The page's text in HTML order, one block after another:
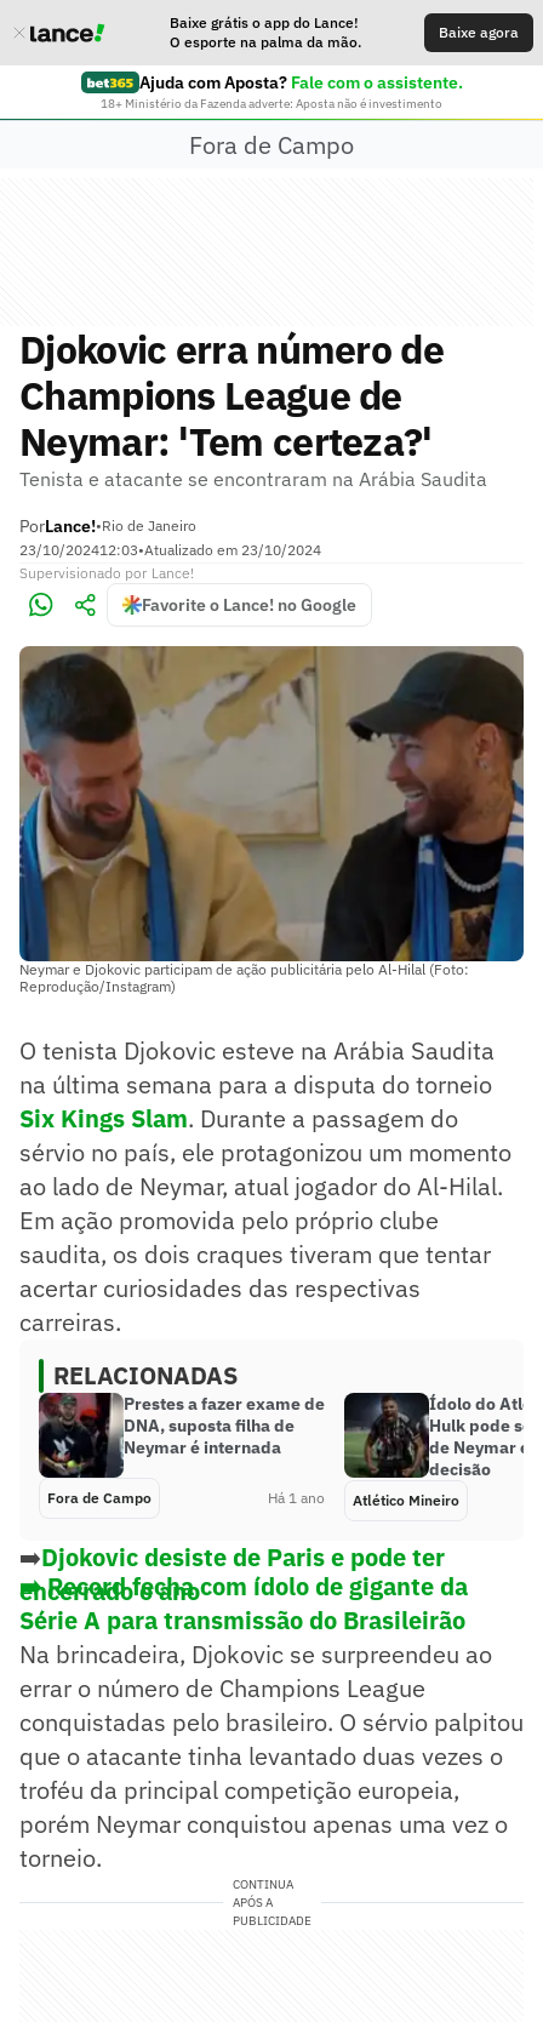
Baixe grátis o app do Lance!
O esporte na palma da mão.
Baixe agora
Ajuda com Aposta? Fale com o assistente.
18+ Ministério da Fazenda adverte: Aposta não é investimento
Fora de Campo
Djokovic erra número de
Champions League de
Neymar: 'Tem certeza?'
Tenista e atacante se encontraram na Arábia Saudita
PorLance!•Rio de Janeiro
23/10/202412:03•Atualizado em 23/10/2024
Supervisionado por Lance!
Favorite o Lance! no Google
Neymar e Djokovic participam de ação publicitária pelo Al-Hilal (Foto:
Reprodução/Instagram)
O tenista Djokovic esteve na Arábia Saudita
na última semana para a disputa do torneio
Six Kings Slam. Durante a passagem do
sérvio no país, ele protagonizou um momento
ao lado de Neymar, atual jogador do Al-Hilal.
Em ação promovida pelo próprio clube
saudita, os dois craques tiveram que tentar
acertar curiosidades das respectivas
carreiras.
RELACIONADAS
Prestes a fazer exame de
DNA, suposta filha de
Neymar é internada
Fora de Campo Há 1 ano
Ídolo do
Hulk pode se
de Neymar
decisão
Atlético Mineiro
➡️Djokovic desiste de Paris e pode ter
encerrado o ano
➡️ Record fecha com ídolo de gigante da
Série A para transmissão do Brasileirão
Na brincadeira, Djokovic se surpreendeu ao
errar o número de Champions League
conquistadas pelo brasileiro. O sérvio palpitou
que o atacante tinha levantado duas vezes o
troféu da principal competição europeia,
porém Neymar conquistou apenas uma vez o
torneio.
CONTINUA
APÓS A
PUBLICIDADE